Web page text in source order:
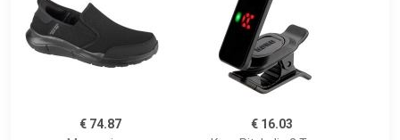
€ 74.87
€ 16.03